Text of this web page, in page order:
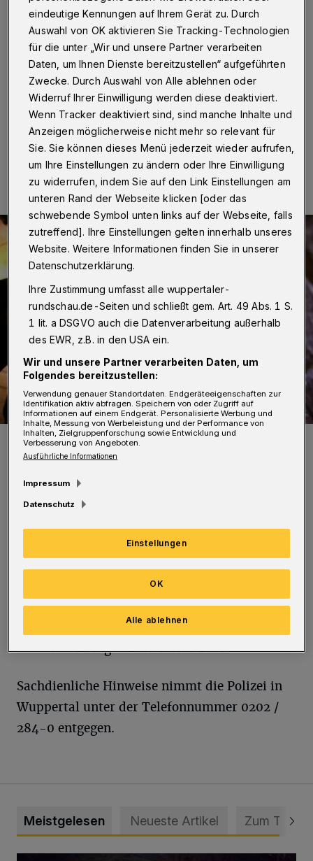
Wuppertal·Einbrecher sind in eine Wohnung an der
Bahnstraße eingedrungen. Dort stahlen sie Bargeld,
Schmuck und ein Elektrogerät. An der Wiesenstraße
entwendeten Unbekannte ein Computerteil aus einer
Gaststätte.
20.05.2019 , 21:41 Uhr Eine Minute Lesezeit
Symbolbild.
Foto: Polizei/Jochen Tack
Was aus einer Gaststätte an der Sonnborner
Werkzeuge verschwanden aus einem im
Umbau befindlichen Gebäude an der Mirker
Straße. An der Erholungstraße erbeuteten
Kriminelle Bargeld aus einem Büro.
Sachdienliche Hinweise nimmt die Polizei in
Wuppertal unter der Telefonnummer 0202 /
284-0 entgegen.
Meistgelesen Neueste Artikel Zum Thema
eindeutige Kennungen auf Ihrem Gerät zu. Durch
Auswahl von OK aktivieren Sie Tracking-Technologien
für die unter „Wir und unsere Partner verarbeiten
Daten, um Ihnen Dienste bereitzustellen“ aufgeführten
Zwecke. Durch Auswahl von Alle ablehnen oder
Widerruf Ihrer Einwilligung werden diese deaktiviert.
Wenn Tracker deaktiviert sind, sind manche Inhalte und
Anzeigen möglicherweise nicht mehr so relevant für
Sie. Sie können dieses Menü jederzeit wieder aufrufen,
um Ihre Einstellungen zu ändern oder Ihre Einwilligung
zu widerrufen, indem Sie auf den Link Einstellungen am
unteren Rand der Webseite klicken [oder das
schwebende Symbol unten links auf der Webseite, falls
zutreffend]. Ihre Einstellungen gelten innerhalb unseres
Website. Weitere Informationen finden Sie in unserer
Datenschutzerklärung.
Ihre Zustimmung umfasst alle wuppertaler-
rundschau.de-Seiten und schließt gem. Art. 49 Abs. 1 S.
1 lit. a DSGVO auch die Datenverarbeitung außerhalb
des EWR, z.B. in den USA ein.
Wir und unsere Partner verarbeiten Daten, um
Folgendes bereitzustellen:
Verwendung genauer Standortdaten. Endgeräteeigenschaften zur
Identifikation aktiv abfragen. Speichern von oder Zugriff auf
Informationen auf einem Endgerät. Personalisierte Werbung und
Inhalte, Messung von Werbeleistung und der Performance von
Inhalten, Zielgruppenforschung sowie Entwicklung und
Verbesserung von Angeboten.
Ausführliche Informationen
Impressum
Datenschutz
Einstellungen
Alle ablehnen
OK